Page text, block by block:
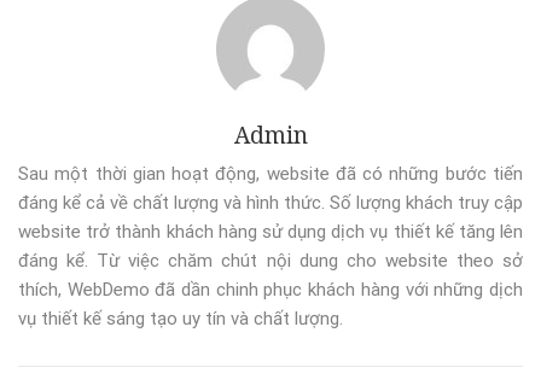
Admin
Sau một thời gian hoạt động, website đã có những bước tiến
đáng kể cả về chất lượng và hình thức. Số lượng khách truy cập
website trở thành khách hàng sử dụng dịch vụ thiết kế tăng lên
đáng kể. Từ việc chăm chút nội dung cho website theo sở
thích, WebDemo đã dần chinh phục khách hàng với những dịch
vụ thiết kế sáng tạo uy tín và chất lượng.